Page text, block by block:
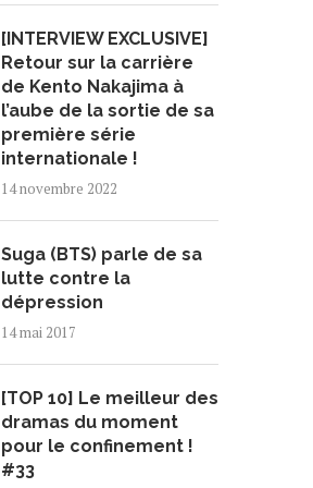
[INTERVIEW EXCLUSIVE]
Retour sur la carrière
de Kento Nakajima à
l’aube de la sortie de sa
première série
internationale !
14 novembre 2022
Suga (BTS) parle de sa
lutte contre la
dépression
14 mai 2017
[TOP 10] Le meilleur des
dramas du moment
pour le confinement !
#33